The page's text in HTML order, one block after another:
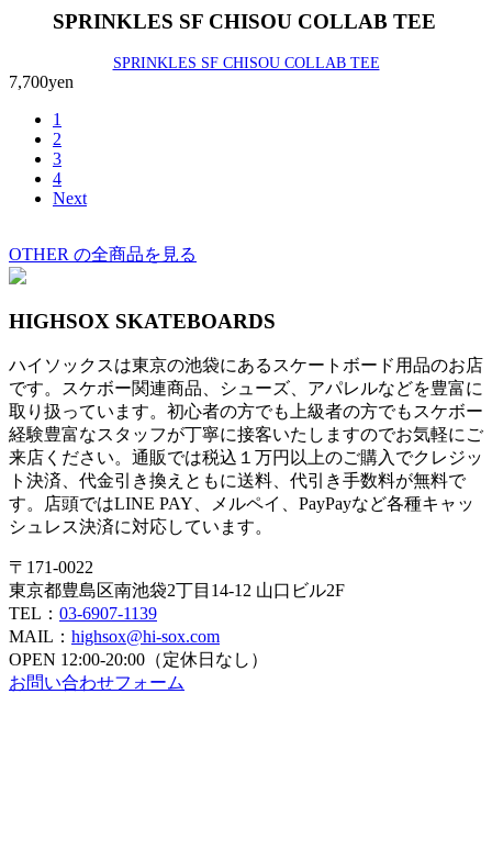
SPRINKLES SF CHISOU COLLAB TEE
SPRINKLES SF CHISOU COLLAB TEE
7,700yen
1
2
3
4
Next
OTHER の全商品を見る
HIGHSOX SKATEBOARDS
ハイソックスは東京の池袋にあるスケートボード用品のお店
です。スケボー関連商品、シューズ、アパレルなどを豊富に
取り扱っています。初心者の方でも上級者の方でもスケボー
経験豊富なスタッフが丁寧に接客いたしますのでお気軽にご
来店ください。通販では税込１万円以上のご購入でクレジッ
ト決済、代金引き換えともに送料、代引き手数料が無料で
す。店頭ではLINE PAY、メルペイ、PayPayなど各種キャッ
シュレス決済に対応しています。
〒171-0022
東京都豊島区南池袋2丁目14-12 山口ビル2F
TEL： 03-6907-1139
MAIL： highsox@hi-sox.com
OPEN 12:00-20:00（定休日なし）
お問い合わせフォーム